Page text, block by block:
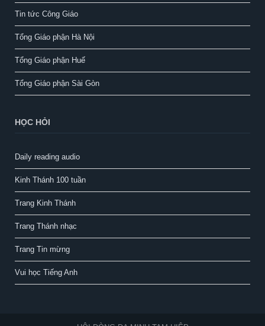
Tin tức Công Giáo
Tổng Giáo phận Hà Nội
Tổng Giáo phận Huế
Tổng Giáo phận Sài Gòn
HỌC HỎI
Daily reading audio
Kinh Thánh 100 tuần
Trang Kinh Thánh
Trang Thánh nhạc
Trang Tin mừng
Vui học Tiếng Anh